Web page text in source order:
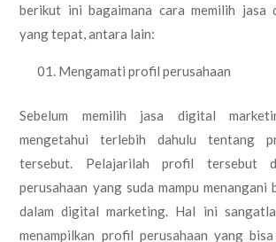
berikut ini bagaimana cara memilih jasa
yang tepat, antara lain:
Mengamati profil perusahaan
Sebelum memilih jasa digital
mengetahui terlebih dahulu tentang
tersebut. Pelajarilah profil tersebut
perusahaan yang suda mampu menangani
dalam digital marketing. Hal ini
menampilkan profil perusahaan yang